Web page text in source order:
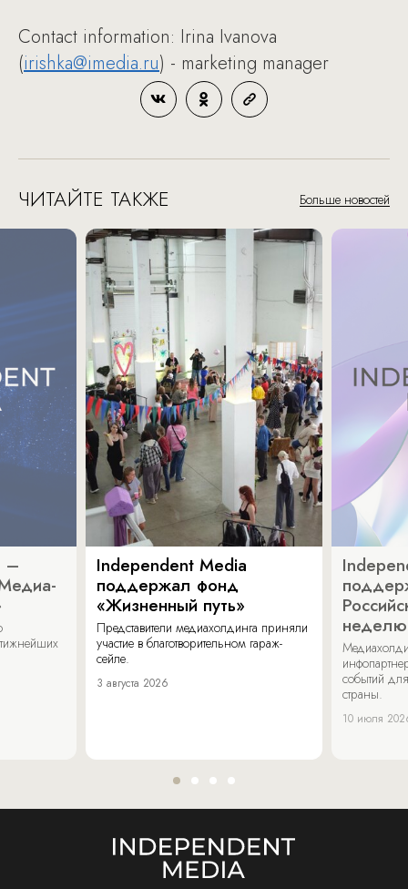
Contact information: Irina Ivanova
(irishka@imedia.ru) - marketing manager
ЧИТАЙТЕ ТАКЖЕ Больше новостей
–
Independent Media
поддержал фонд
«Жизненный путь»
Представители медиахолдинга приняли
участие в благотворительном гараж-
сейле.
3 августа 2026
неделю
событий
страны.
10 июля